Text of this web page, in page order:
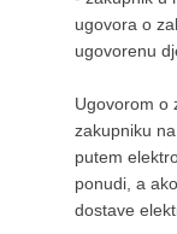
ugovora o
ugovorenu
Ugovorom o
zakupniku
putem
ponudi, a
dostave